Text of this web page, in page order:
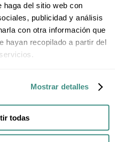
haga del sitio web con
publicidad y análisis
con otra información que
hayan recopilado a partir del
Mostrar detalles
todas
+ Verkostung“?
heutigen
hergestellten Salze.
angewendet?